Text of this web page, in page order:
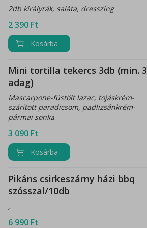
2db királyrák, saláta, dresszing
2 390 Ft
Kosárba
Mini tortilla tekercs 3db (min. 3
adag)
Mascarpone-füstölt lazac, tojáskrém-
szárított paradicsom, padlizsánkrém-
pármai sonka
3 090 Ft
Kosárba
Pikáns csirkeszárny házi bbq
szósszal/10db
,
6 990 Ft